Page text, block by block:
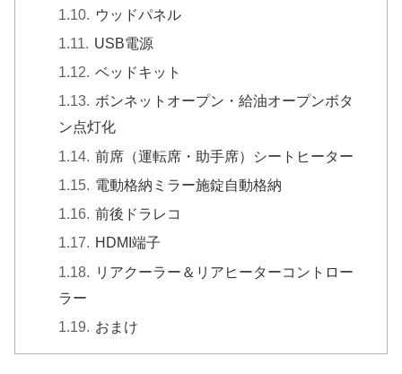
ウッドパネル
USB電源
ベッドキット
ボンネットオープン・給油オープンボタ
ン点灯化
前席（運転席・助手席）シートヒーター
電動格納ミラー施錠自動格納
前後ドラレコ
HDMI端子
リアクーラー＆リアヒーターコントロー
ラー
おまけ